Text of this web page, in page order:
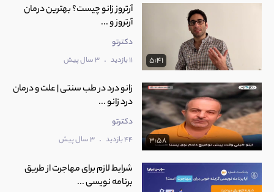
5:41
آرتروز زانو چیست؟ بهترین درمان
آرتروز و ...
دکترتو
11 بازدید . 3 سال پیش
3:58
زانو درد در طب سنتی | علت و درمان
درد زانو ...
دکترتو
44 بازدید . 3 سال پیش
شرایط لازم برای مهاجرت از طریق
برنامه نویسی ...